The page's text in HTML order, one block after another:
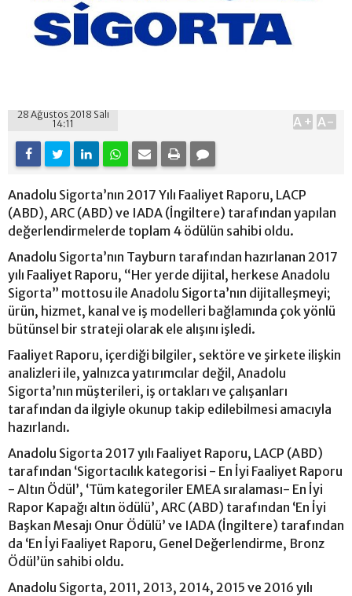
28 Ağustos 2018 Salı
14:11
A+ A-
Anadolu Sigorta’nın 2017 Yılı Faaliyet Raporu, LACP
(ABD), ARC (ABD) ve IADA (İngiltere) tarafından yapılan
değerlendirmelerde toplam 4 ödülün sahibi oldu.
Anadolu Sigorta’nın Tayburn tarafından hazırlanan 2017
yılı Faaliyet Raporu, “Her yerde dijital, herkese Anadolu
Sigorta” mottosu ile Anadolu Sigorta’nın dijitalleşmeyi;
ürün, hizmet, kanal ve iş modelleri bağlamında çok yönlü
bütünsel bir strateji olarak ele alışını işledi.
Faaliyet Raporu, içerdiği bilgiler, sektöre ve şirkete ilişkin
analizleri ile, yalnızca yatırımcılar değil, Anadolu
Sigorta’nın müşterileri, iş ortakları ve çalışanları
tarafından da ilgiyle okunup takip edilebilmesi amacıyla
hazırlandı.
Anadolu Sigorta 2017 yılı Faaliyet Raporu, LACP (ABD)
tarafından ‘Sigortacılık kategorisi - En İyi Faaliyet Raporu
- Altın Ödül’, ‘Tüm kategoriler EMEA sıralaması- En İyi
Rapor Kapağı altın ödülü’, ARC (ABD) tarafından ‘En İyi
Başkan Mesajı Onur Ödülü’ ve IADA (İngiltere) tarafından
da ‘En İyi Faaliyet Raporu, Genel Değerlendirme, Bronz
Ödül’ün sahibi oldu.
Anadolu Sigorta, 2011, 2013, 2014, 2015 ve 2016 yılı